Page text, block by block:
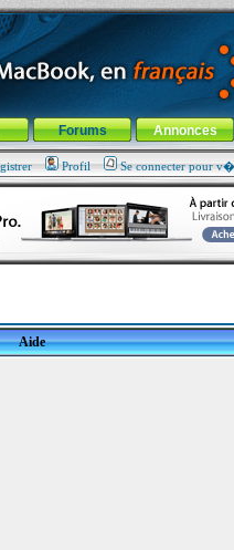
Forums Annonces
Profil Se connecter pour
Aide